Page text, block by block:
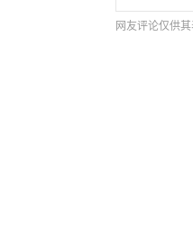
网友评论仅供